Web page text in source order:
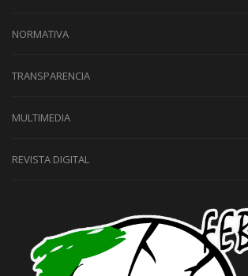
NORMATIVA
TRANSPARENCIA
MULTIMEDIA
REVISTA DIGITAL